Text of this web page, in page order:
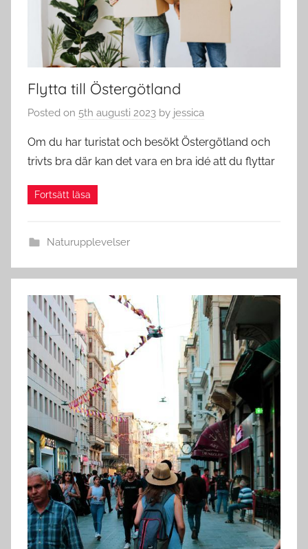
Flytta till Östergötland
Posted on 5th augusti 2023 by jessica
Om du har turistat och besökt Östergötland och
trivts bra där kan det vara en bra idé att du flyttar
Naturupplevelser